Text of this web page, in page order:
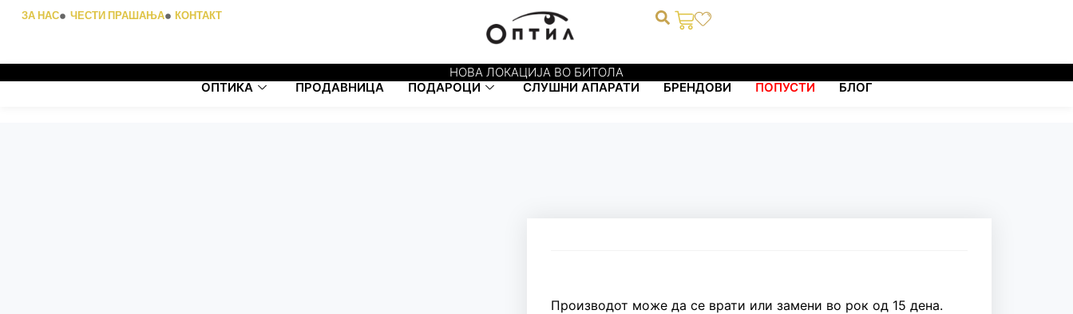
НОВА ЛОКАЦИЈА ВО БИТОЛА
ОПТИКА
ПРОДАВНИЦА ПОДАРОЦИ СЛУШНИ АПАРАТИ БРЕНДОВИ ПОПУСТИ БЛОГ
ЗА НАС ЧЕСТИ ПРАШАЊА КОНТАКТ
Производот може да се врати или замени во рок од 15 дена.